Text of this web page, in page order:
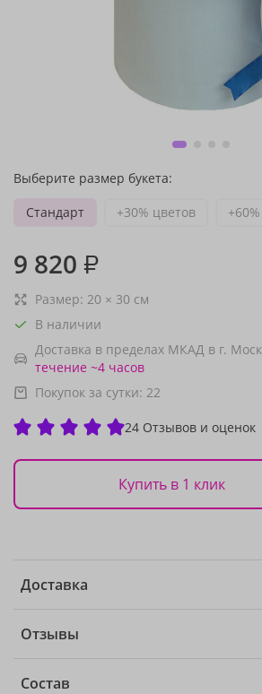
Выберите размер букета:
Стандарт
+30% цветов
9 820 ₽
Размер: 20 × 30 см
В наличии
Доставка в пределах МКАД в г.
течение ~4 часов
Покупок за сутки: 22
24 Отзывов и оценок
Купить в 1 клик
Доставка
Отзывы
Состав